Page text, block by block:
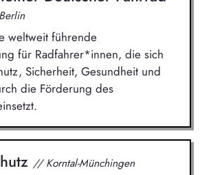
weltweit führende
für Radfahrer*innen, die sich
Sicherheit, Gesundheit und
die Förderung des
// Korntal-Münchingen